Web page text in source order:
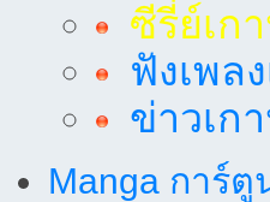
ซีรี่ย์เก
ฟังเพล
ข่าวเก
Manga การ์ตู